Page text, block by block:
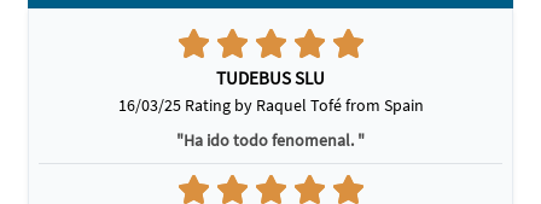
TUDEBUS SLU
16/03/25 Rating by Raquel Tofé from Spain
"Ha ido todo fenomenal. "